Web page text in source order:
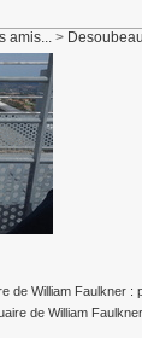
amis... >
de William Faulkner :
de William